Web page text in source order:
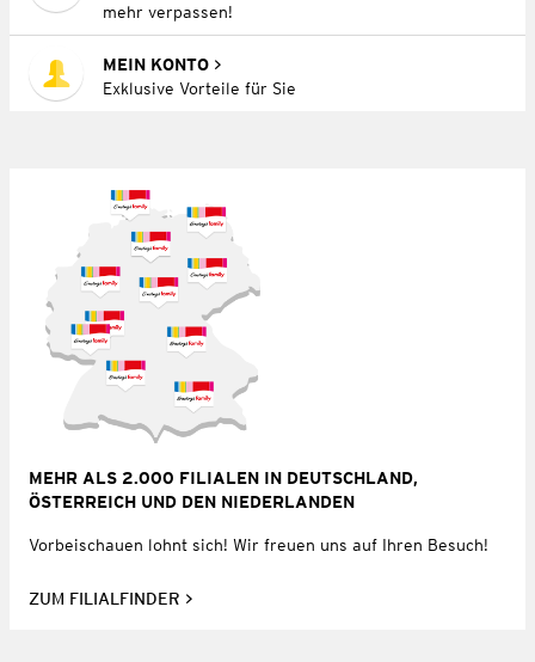
mehr verpassen!
MEIN KONTO
Exklusive Vorteile für Sie
MEHR ALS 2.000 FILIALEN IN DEUTSCHLAND,
ÖSTERREICH UND DEN NIEDERLANDEN
Vorbeischauen lohnt sich! Wir freuen uns auf Ihren Besuch!
ZUM FILIALFINDER